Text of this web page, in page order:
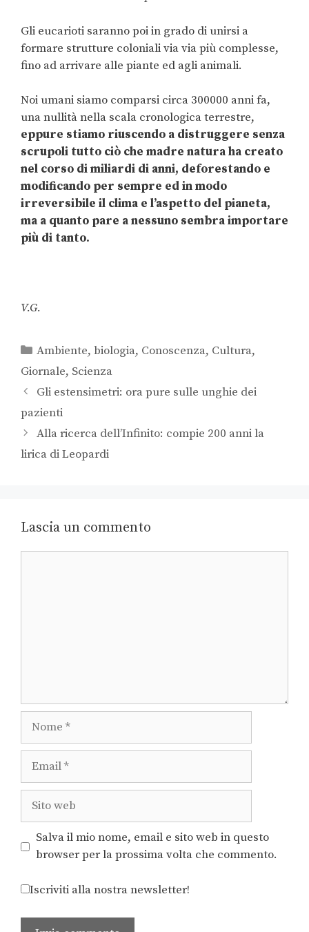
Gli eucarioti saranno poi in grado di unirsi a
formare strutture coloniali via via più complesse,
fino ad arrivare alle piante ed agli animali.
Noi umani siamo comparsi circa 300000 anni fa,
una nullità nella scala cronologica terrestre,
eppure stiamo riuscendo a distruggere senza
scrupoli tutto ciò che madre natura ha creato
nel corso di miliardi di anni, deforestando e
modificando per sempre ed in modo
irreversibile il clima e l’aspetto del pianeta,
ma a quanto pare a nessuno sembra importare
più di tanto.
V.G.
Ambiente,biologia, Conoscenza, Cultura,
Giornale, Scienza
Gli estensimetri: ora pure sulle unghie dei
pazienti
Alla ricerca dell’Infinito: compie 200 anni la
lirica di Leopardi
Lascia un commento
Salva il mio nome, email e sito web in questo
browser per la prossima volta che commento.
Iscriviti alla nostra newsletter!